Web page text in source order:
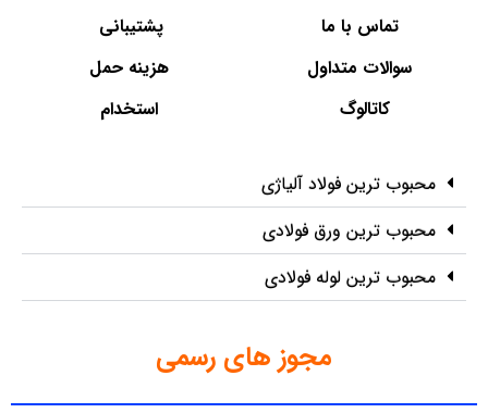
تماس با ما
سوالات متداول
کاتالوگ
پشتیبانی
هزینه حمل
استخدام
محبوب ترین فولاد آلیاژی
محبوب ترین ورق فولادی
محبوب ترین لوله فولادی
مجوز های رسمی